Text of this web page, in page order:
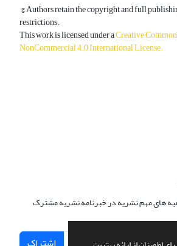
© Authors retain the copyright and full
restrictions.
This work is licensed under aCreative
NonCommercial 4.0 International License.
های مهم نشریه در خبرنامه نشریه مشترک